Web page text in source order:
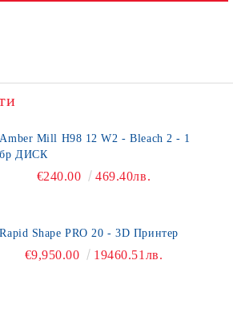
Amber Mill H98 12 W2 - Bleach 2 - 1
бр ДИСК
€240.00 469.40лв.
Rapid Shape PRO 20 - 3D Принтер
€9,950.00 19460.51лв.